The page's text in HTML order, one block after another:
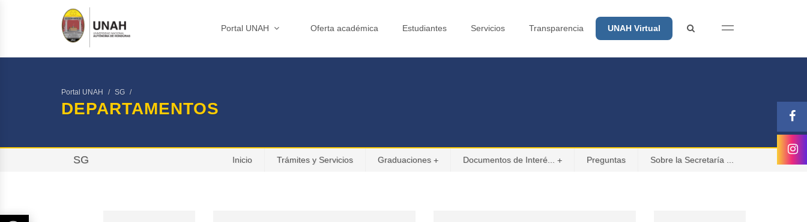
Portal UNAH Oferta académica Estudiantes Servicios Transparencia UNAH Virtual
Portal UNAH SG
DEPARTAMENTOS
SG Inicio Trámites y Servicios +
Graduaciones +
Documentos de Interé... Preguntas Sobre la Secretaría ...